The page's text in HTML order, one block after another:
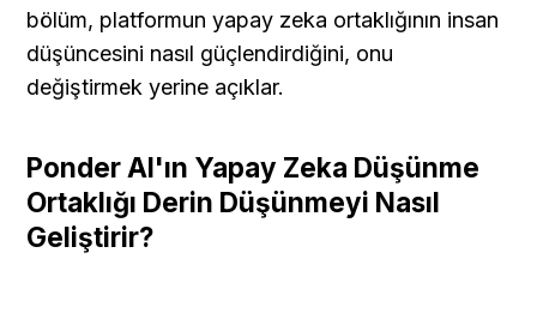
bölüm, platformun yapay zeka ortaklığının insan
düşüncesini nasıl güçlendirdiğini, onu
değiştirmek yerine açıklar.
Ponder AI'ın Yapay Zeka Düşünme
Ortaklığı Derin Düşünmeyi Nasıl
Geliştirir?